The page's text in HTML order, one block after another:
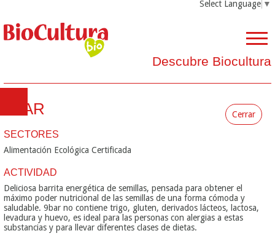
Select Language ▼
Descubre Biocultura
Cerrar
9BAR
SECTORES
Alimentación Ecológica Certificada
ACTIVIDAD
Deliciosa barrita energética de semillas, pensada para obtener el
máximo poder nutricional de las semillas de una forma cómoda y
saludable. 9bar no contiene trigo, gluten, derivados lácteos, lactosa,
levadura y huevo, es ideal para las personas con alergias a estas
substancias y para llevar diferentes clases de dietas.